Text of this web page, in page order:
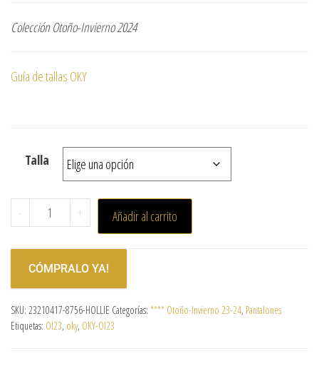
Colección Otoño-Invierno 2024
Guía de tallas OKY
Talla
- + Añadir al carrito
CÓMPRALO YA!
SKU: 23210417-8756-HOLLIE Categorías: **** Otoño-Invierno 23-24, Pantalones
Etiquetas: OI23, oky, OKY-OI23